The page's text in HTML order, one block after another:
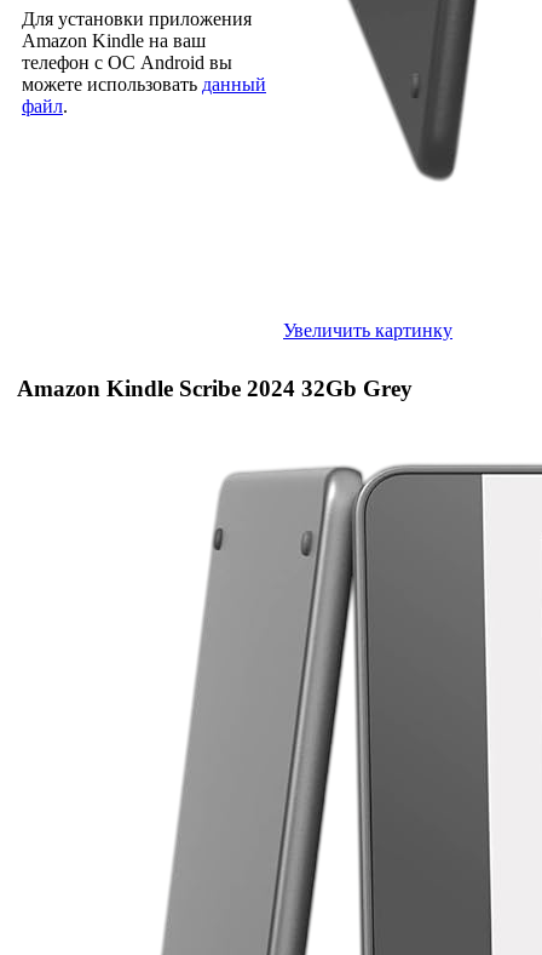
Для установки приложения
Amazon Kindle на ваш
телефон с ОС Android вы
можете использовать данный
файл.
Увеличить картинку
Amazon Kindle Scribe 2024 32Gb Grey